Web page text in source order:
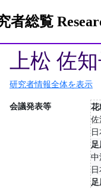
者総覧
上松 佐
研究者情報全体を表示
会議発表等